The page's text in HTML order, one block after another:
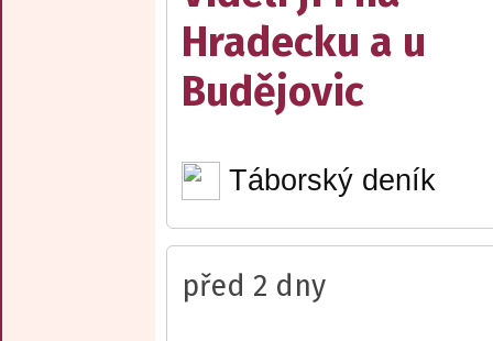
Hradecku a u
Budějovic
Táborský deník
před 2 dny